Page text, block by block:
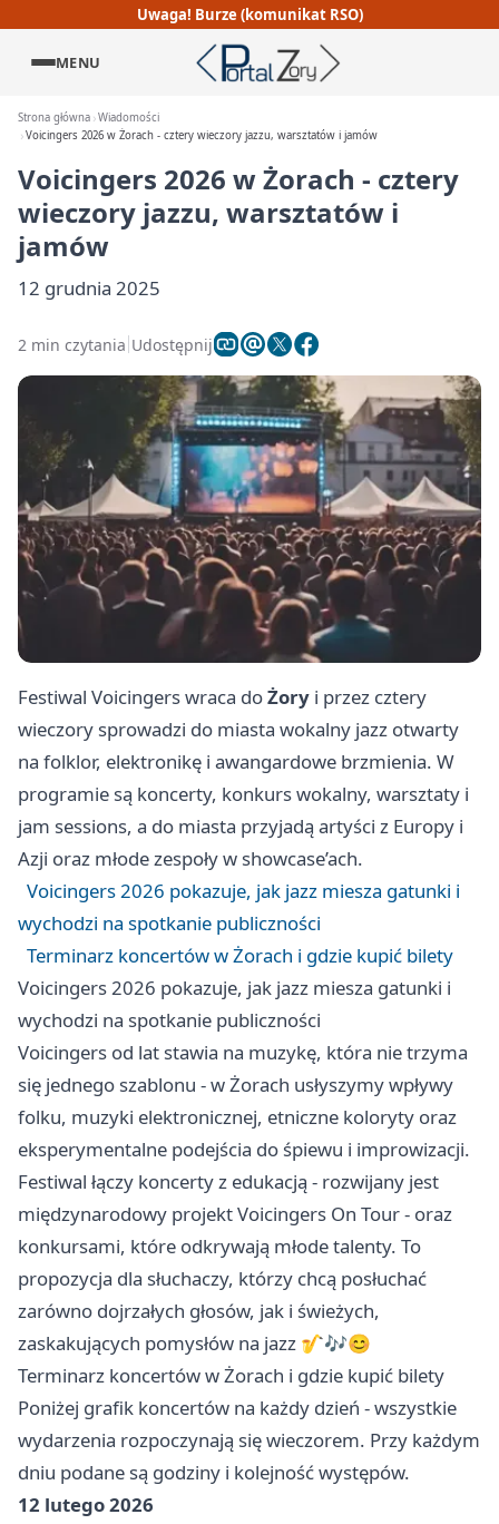
Uwaga! Burze (komunikat RSO)
MENU
Strona główna Wiadomości
Voicingers 2026 w Żorach - cztery wieczory jazzu, warsztatów i jamów
Voicingers 2026 w Żorach - cztery
wieczory jazzu, warsztatów i
jamów
12 grudnia 2025
2 min czytania Udostępnij
Festiwal Voicingers wraca doŻory i przez cztery
wieczory sprowadzi do miasta wokalny jazz otwarty
na folklor, elektronikę i awangardowe brzmienia. W
programie są koncerty, konkurs wokalny, warsztaty i
jam sessions, a do miasta przyjadą artyści z Europy i
Azji oraz młode zespoły w showcase’ach.
Voicingers 2026 pokazuje, jak jazz miesza gatunki i
wychodzi na spotkanie publiczności
Terminarz koncertów w Żorach i gdzie kupić bilety
Voicingers 2026 pokazuje, jak jazz miesza gatunki i
wychodzi na spotkanie publiczności
Voicingers od lat stawia na muzykę, która nie trzyma
się jednego szablonu - w Żorach usłyszymy wpływy
folku, muzyki elektronicznej, etniczne koloryty oraz
eksperymentalne podejścia do śpiewu i improwizacji.
Festiwal łączy koncerty z edukacją - rozwijany jest
międzynarodowy projekt Voicingers On Tour - oraz
konkursami, które odkrywają młode talenty. To
propozycja dla słuchaczy, którzy chcą posłuchać
zarówno dojrzałych głosów, jak i świeżych,
zaskakujących pomysłów na jazz 🎷🎶😊
Terminarz koncertów w Żorach i gdzie kupić bilety
Poniżej grafik koncertów na każdy dzień - wszystkie
wydarzenia rozpoczynają się wieczorem. Przy każdym
dniu podane są godziny i kolejność występów.
12 lutego 2026